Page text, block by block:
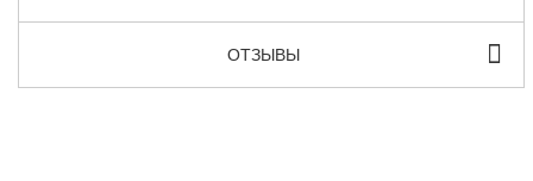
ОТЗЫВЫ